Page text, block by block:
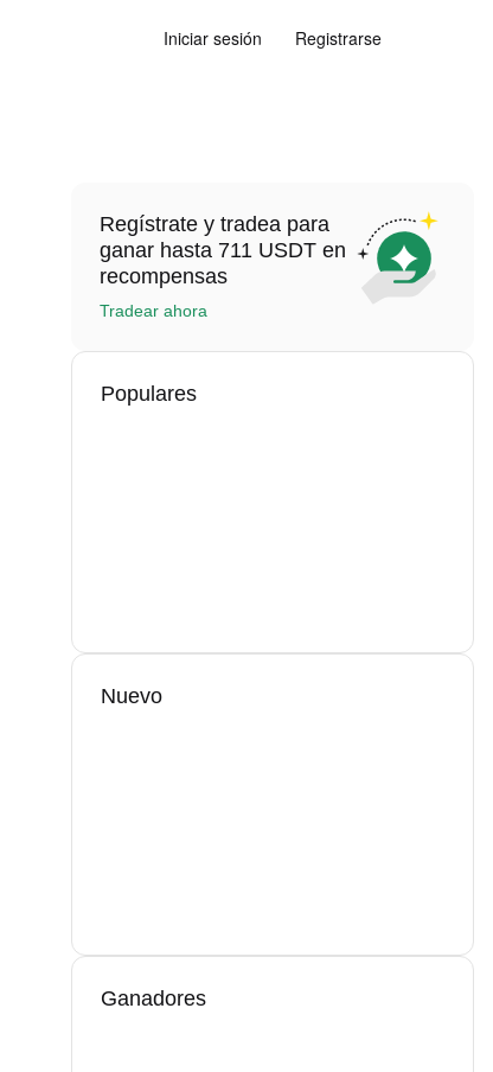
Iniciar sesión Registrarse
Regístrate y tradea para
ganar hasta 711 USDT en
recompensas
Tradear ahora
Populares
Nuevo
Ganadores